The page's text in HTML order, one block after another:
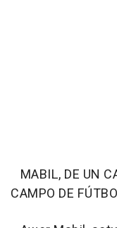
MABIL, DE UN
CAMPO DE